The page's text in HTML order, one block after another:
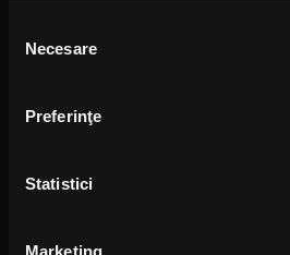
Să colectăm informațiile cu
Să vă identificăm
activ după caracteristici
dvs. personale și configurați-vă
consimțământului
Necesare
Preferinţe
Statistici
Marketing
- 22.30 – HYPOCRISY
Afterparty